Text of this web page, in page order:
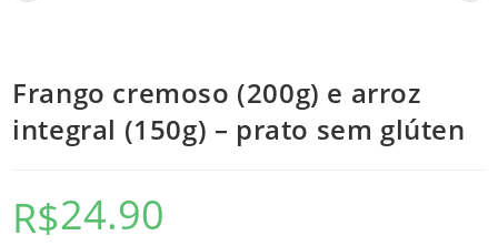
Frango cremoso (200g) e arroz
integral (150g) – prato sem glúten
R$24.90